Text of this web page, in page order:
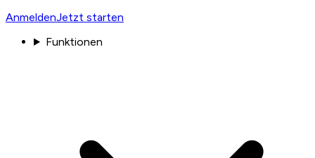
AnmeldenJetzt starten
Funktionen